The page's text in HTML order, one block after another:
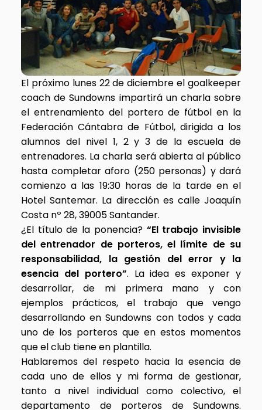
El próximo lunes 22 de diciembre el goalkeeper
coach de Sundowns impartirá un charla sobre
el entrenamiento del portero de fútbol en la
Federación Cántabra de Fútbol, dirigida a los
alumnos del nivel 1, 2 y 3 de la escuela de
entrenadores. La charla será abierta al público
hasta completar aforo (250 personas) y dará
comienzo a las 19:30 horas de la tarde en el
Hotel Santemar. La dirección es calle Joaquín
Costa nº 28, 39005 Santander.
¿El título de la ponencia? “El trabajo invisible
del entrenador de porteros, el límite de su
responsabilidad, la gestión del error y la
esencia del portero”. La idea es exponer y
desarrollar, de mi primera mano y con
ejemplos prácticos, el trabajo que vengo
desarrollando en Sundowns con todos y cada
uno de los porteros que en estos momentos
que el club tiene en plantilla.
Hablaremos del respeto hacia la esencia de
cada uno de ellos y mi forma de gestionar,
tanto a nivel individual como colectivo, el
departamento de porteros de Sundowns.